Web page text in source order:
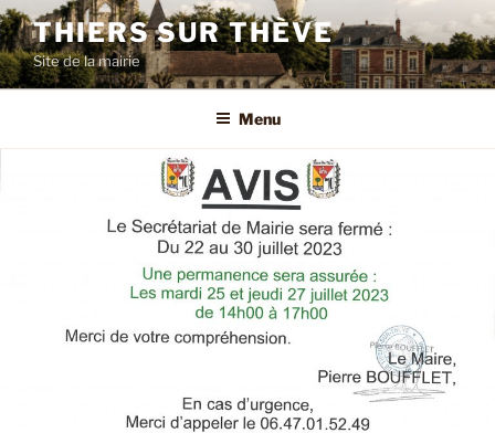
Aller
au
contenu
principal
THIERS SUR THÈVE
Site de la mairie
Menu